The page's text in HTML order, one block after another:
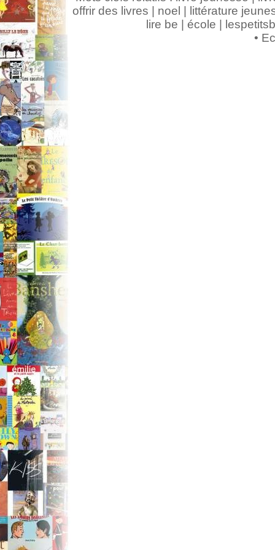
offrir des livres | noel | littérature
lire be | école |
•